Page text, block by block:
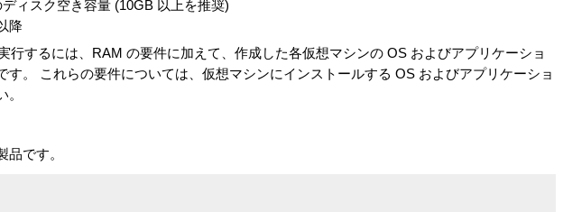
ィスク空き容量 (10GB 以上を推奨)
降
行するには、RAM の要件に加えて、作成した各仮想マシンの OS およびアプリケーショ
す。 これらの要件については、仮想マシンにインストールする OS およびアプリケーショ
。
品です。